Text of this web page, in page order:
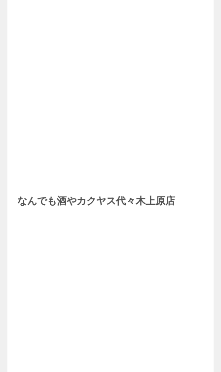
なんでも酒やカクヤス代々木上原店